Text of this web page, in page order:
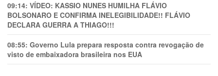
09:14: VÍDEO: KASSIO NUNES HUMlLHA FLÁVIO
BOLSONARO E CONFIRMA INELEGIBILIDADE!! FLÁVIO
DECLARA GUERRA A THIAGO!!!
08:55: Governo Lula prepara resposta contra revogação de
visto de embaixadora brasileira nos EUA